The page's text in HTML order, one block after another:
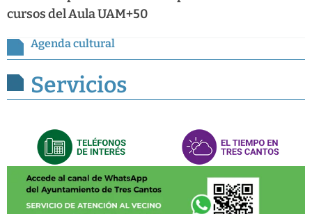
cursos del Aula UAM+50
Agenda cultural
Servicios